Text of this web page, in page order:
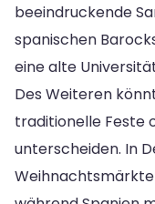
beeindruckende
spanischen
eine alte
Des Weiteren
traditionelle Feste
unterscheiden. In